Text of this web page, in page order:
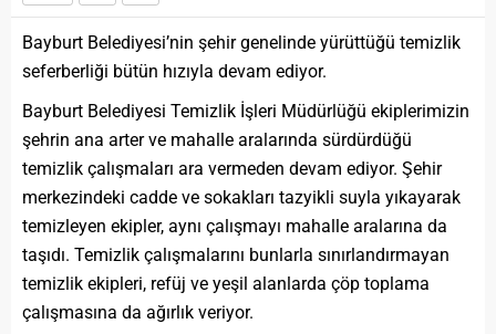
Bayburt Belediyesi’nin şehir genelinde yürüttüğü temizlik
seferberliği bütün hızıyla devam ediyor.
Bayburt Belediyesi Temizlik İşleri Müdürlüğü ekiplerimizin
şehrin ana arter ve mahalle aralarında sürdürdüğü
temizlik çalışmaları ara vermeden devam ediyor. Şehir
merkezindeki cadde ve sokakları tazyikli suyla yıkayarak
temizleyen ekipler, aynı çalışmayı mahalle aralarına da
taşıdı. Temizlik çalışmalarını bunlarla sınırlandırmayan
temizlik ekipleri, refüj ve yeşil alanlarda çöp toplama
çalışmasına da ağırlık veriyor.